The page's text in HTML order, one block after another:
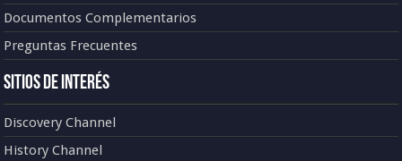
Documentos Complementarios
Preguntas Frecuentes
Sitios de Interés
Discovery Channel
History Channel